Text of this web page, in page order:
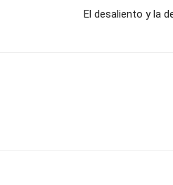
El desaliento y la